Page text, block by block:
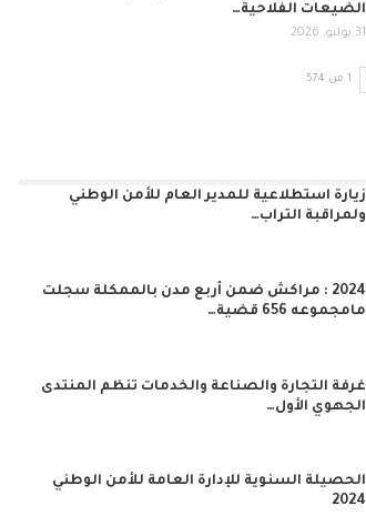
الضيعات الفلاحية…
31 يوليو, 2026
1 من 574
زيارة استطلاعية للمدير العام للأمن الوطني
ولمراقبة التراب…
2024 : مراكش ضمن أربع مدن بالممكلة سجلت
مامجموعه 656 قضية…
غرفة التجارة والصناعة والخدمات تنظم المنتدى
الجهوي الأول…
الحصيلة السنوية للإدارة العامة للأمن الوطني
2024